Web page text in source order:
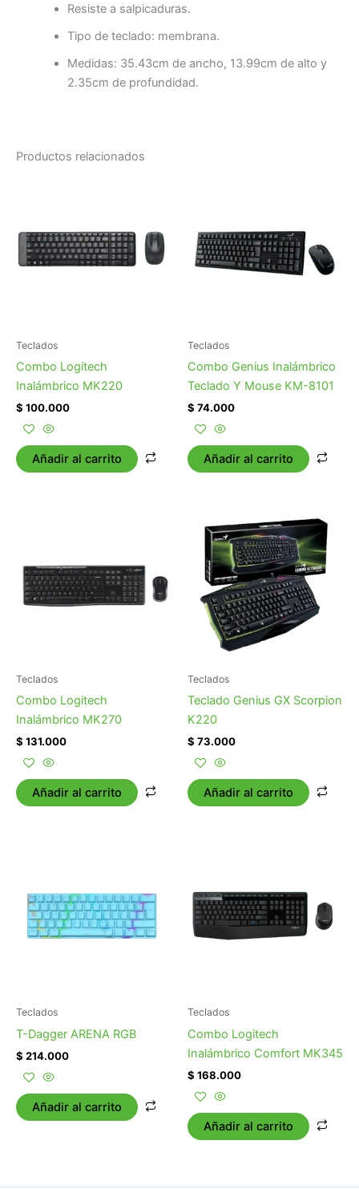
Resiste a salpicaduras.
Tipo de teclado: membrana.
Medidas: 35.43cm de ancho, 13.99cm de alto y
2.35cm de profundidad.
Productos relacionados
Teclados
Combo Logitech
Inalámbrico MK220
$ 100.000
Añadir al carrito
Teclados
Combo Genius Inalámbrico
Teclado Y Mouse KM-8101
$ 74.000
Añadir al carrito
Teclados
Combo Logitech
Inalámbrico MK270
$ 131.000
Añadir al carrito
Teclados
Teclado Genius GX Scorpion
K220
$ 73.000
Añadir al carrito
Teclados
T-Dagger ARENA RGB
$ 214.000
Añadir al carrito
Teclados
Combo Logitech
Inalámbrico Comfort MK345
$ 168.000
Añadir al carrito